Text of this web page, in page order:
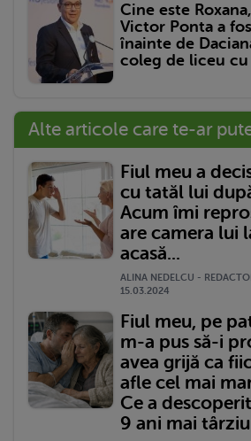
Cine este
Victor Ponta a
înainte de
coleg de liceu
Alte articole care te-ar
Fiul meu a
cu tatăl lui
Acum îmi
are camera lui
acasă...
ALINA NEDELCU -
15.03.2024
Fiul meu, pe
m-a pus să-i
avea grijă ca
afle cel mai
Ce a
9 ani mai târziu